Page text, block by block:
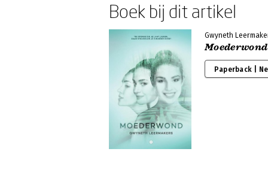
Boek bij dit artikel
Gwyneth
Moederwond
Paperback |